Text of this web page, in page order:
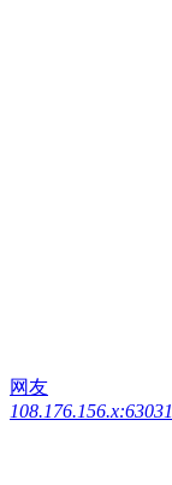
网友
108.176.156.x:63031